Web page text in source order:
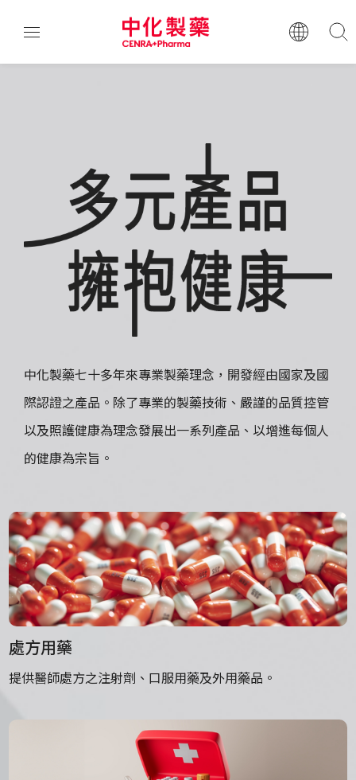
中化製藥七十多年來專業製藥理念，開發經由國家及國
際認證之產品。除了專業的製藥技術、嚴謹的品質控管
以及照護健康為理念發展出一系列產品、以增進每個人
的健康為宗旨。
處方用藥
提供醫師處方之注射劑、口服用藥及外用藥品。